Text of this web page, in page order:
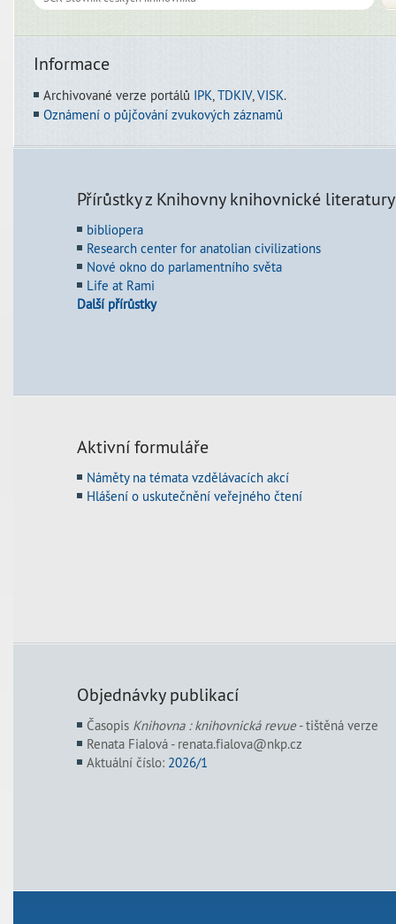
Informace
Archivované verze portálů IPK,TDKIV,VISK.
Oznámení o půjčování zvukových záznamů
Přírůstky z Knihovny knihovnické literatury
bibliopera
Research center for anatolian civilizations
Nové okno do parlamentního světa
Life at Rami
Další přírůstky
Aktivní formuláře
Náměty na témata vzdělávacích akcí
Hlášení o uskutečnění veřejného čtení
Objednávky publikací
Časopis Knihovna : knihovnická revue- tištěná verze
Renata Fialová - renata.fialova@nkp.cz
Aktuální číslo: 2026/1